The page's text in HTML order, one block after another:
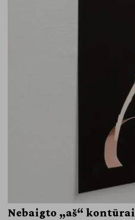
Nebaigto „aš“ kontūrai